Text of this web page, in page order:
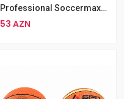
Professional Soccermax Futbol Topu Mazi Dizaynda 5 Nömrəli Orjinal Soccermax Futbol Topu
53 AZN